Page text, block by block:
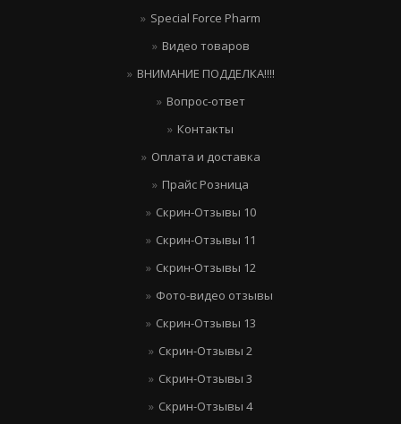
Special Force Pharm
Видео товаров
ВНИМАНИЕ ПОДДЕЛКА!!!!
Вопрос-ответ
Контакты
Оплата и доставка
Прайс Розница
Скрин-Отзывы 10
Скрин-Отзывы 11
Скрин-Отзывы 12
Фото-видео отзывы
Скрин-Отзывы 13
Скрин-Отзывы 2
Скрин-Отзывы 3
Скрин-Отзывы 4